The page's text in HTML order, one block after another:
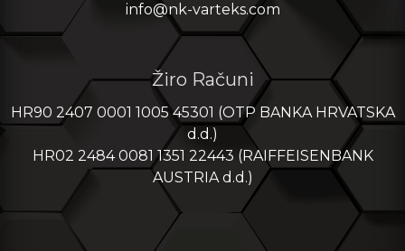
info@nk-varteks.com
Žiro Računi
HR90 2407 0001 1005 45301 (OTP BANKA HRVATSKA
d.d.)
HR02 2484 0081 1351 22443 (RAIFFEISENBANK
AUSTRIA d.d.)